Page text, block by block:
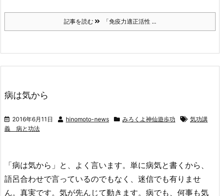
記事を読む 「免疫力適正活性 ...
病は気から
2016年6月11日 hinomoto-news みろくよ神仙遊歩功
気功講
義 病と功法
「病は気から」と、よく言います。単に病気と書くから、
語呂合わせで言っているのでもなく、迷信でも有りませ
ん。真実です。気が先んじて動きます。病でも、何事も気